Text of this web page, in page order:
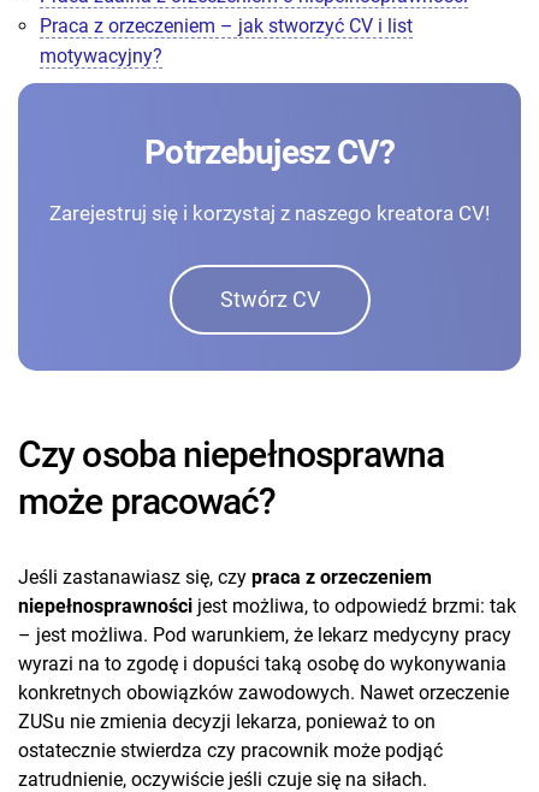
Praca z orzeczeniem – jak stworzyć CV i list
motywacyjny?
Potrzebujesz CV?
Zarejestruj się i korzystaj z naszego kreatora CV!
Stwórz CV
Czy osoba niepełnosprawna
może pracować?
Jeśli zastanawiasz się, czy praca z orzeczeniem
niepełnosprawności jest możliwa, to odpowiedź brzmi: tak
– jest możliwa. Pod warunkiem, że lekarz medycyny pracy
wyrazi na to zgodę i dopuści taką osobę do wykonywania
konkretnych obowiązków zawodowych. Nawet orzeczenie
ZUSu nie zmienia decyzji lekarza, ponieważ to on
ostatecznie stwierdza czy pracownik może podjąć
zatrudnienie, oczywiście jeśli czuje się na siłach.